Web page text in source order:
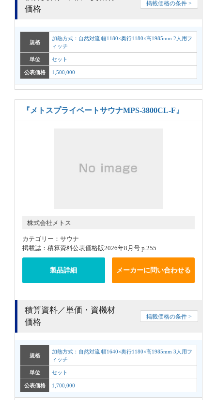
価格
掲載価格の条件 >
規格
加熱方式：自然対流 幅1180×奥行1180×高1985mm 2人用フ
ィッチ
単位 セット
公表価格 1,500,000
『メトスプライベートサウナMPS-3800CL-F』
株式会社メトス
カテゴリー：サウナ
掲載誌：積算資料公表価格版2026年8月号 p.255
製品詳細 メーカーに問い合わせる
積算資料／単価・資機材
価格
掲載価格の条件 >
規格
加熱方式：自然対流 幅1640×奥行1180×高1985mm 3人用フ
ィッチ
単位 セット
公表価格 1,700,000